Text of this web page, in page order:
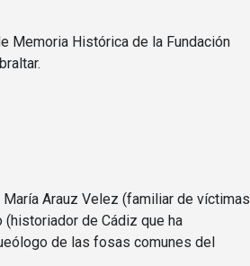
Memoria Histórica de la Fundación
Arauz Velez (familiar de víctimas
de Cádiz que ha
de las fosas comunes del